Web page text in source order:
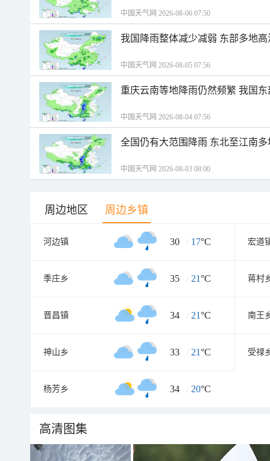
中国天气网 2026-08-06 07:50
我国降雨整体减少减弱 东部多地
中国天气网 2026-08-05 07:56
重庆云南等地降雨仍然频繁 我国
中国天气网 2026-08-04 07:56
全国仍有大范围降雨 东北至江南
中国天气网 2026-08-03 08:00
周边地区 周边乡镇
河边镇 30 / 17°C 宏道
季庄乡 35 / 21°C 蒋村
晋昌镇 34 / 21°C 南王
神山乡 33 / 21°C 受禄
杨芳乡 34 / 20°C
高清图集